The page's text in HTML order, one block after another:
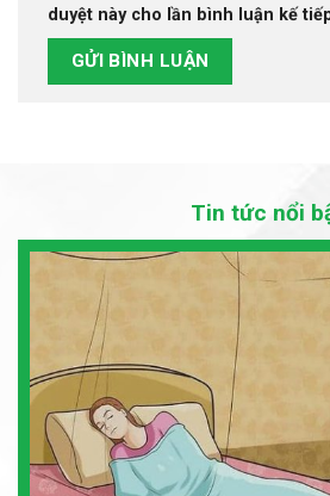
duyệt này cho lần bình luận kế
Tin tức nổi